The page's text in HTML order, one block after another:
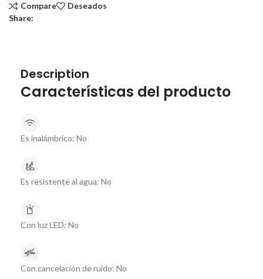
Compare
Deseados
Share:
Description
Características del producto
Es inalámbrico: No
Es resistente al agua: No
Con luz LED: No
Con cancelación de ruido: No